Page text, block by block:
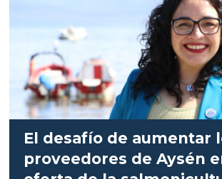
El desafío de aumentar
proveedores de Aysén